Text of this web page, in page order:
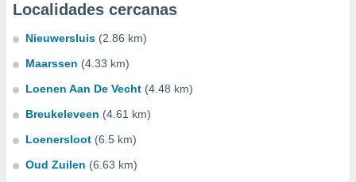
Localidades cercanas
Nieuwersluis (2.86 km)
Maarssen (4.33 km)
Loenen Aan De Vecht (4.48 km)
Breukeleveen (4.61 km)
Loenersloot (6.5 km)
Oud Zuilen (6.63 km)